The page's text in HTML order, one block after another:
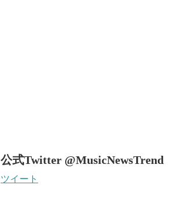
公式Twitter @MusicNewsTrend
ツイート